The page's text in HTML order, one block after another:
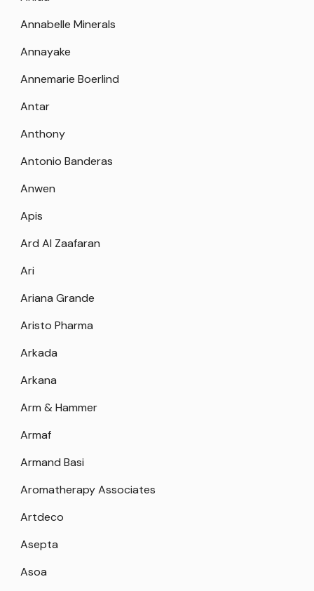
Annabelle Minerals
Annayake
Annemarie Boerlind
Antar
Anthony
Antonio Banderas
Anwen
Apis
Ard Al Zaafaran
Ari
Ariana Grande
Aristo Pharma
Arkada
Arkana
Arm & Hammer
Armaf
Armand Basi
Aromatherapy Associates
Artdeco
Asepta
Asoa